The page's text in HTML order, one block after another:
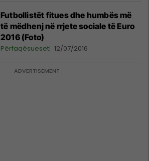
Futbollistët fitues dhe humbës më
të mëdhenj në rrjete sociale të Euro
2016 (Foto)
Përfaqësueset 12/07/2016